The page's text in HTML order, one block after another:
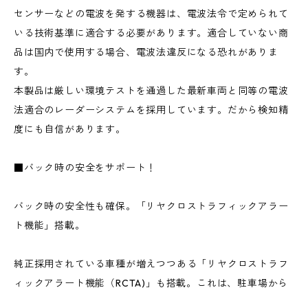
センサーなどの電波を発する機器は、電波法令で定められて
いる技術基準に適合する必要があります。適合していない商
品は国内で使用する場合、電波法違反になる恐れがありま
す。
本製品は厳しい環境テストを通過した最新車両と同等の電波
法適合のレーダーシステムを採用しています。だから検知精
度にも自信があります。
■バック時の安全をサポート！
バック時の安全性も確保。「リヤクロストラフィックアラー
ト機能」搭載。
純正採用されている車種が増えつつある「リヤクロストラフ
ィックアラート機能（RCTA)」も搭載。これは、駐車場から